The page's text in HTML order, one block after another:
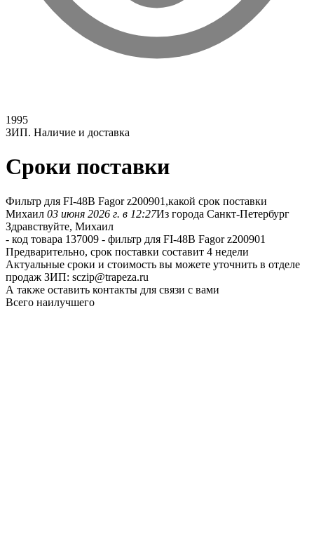
1995
ЗИП. Наличие и доставка
Сроки поставки
Фильтр для FI-48B Fagor z200901,какой срок поставки
Михаил 03 июня 2026 г. в 12:27Из города Санкт-Петербург
Здравствуйте, Михаил
- код товара 137009 - фильтр для FI-48B Fagor z200901
Предварительно, срок поставки составит 4 недели
Актуальные сроки и стоимость вы можете уточнить в отделе
продаж ЗИП: sczip@trapeza.ru
А также оставить контакты для связи с вами
Всего наилучшего